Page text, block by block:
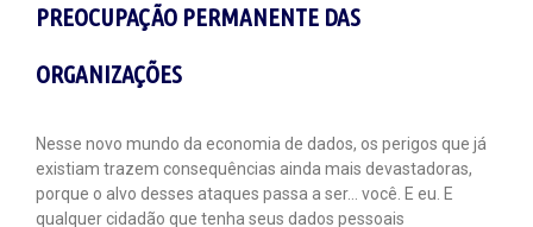
PREOCUPAÇÃO PERMANENTE DAS
ORGANIZAÇÕES
Nesse novo mundo da economia de dados, os perigos que já
existiam trazem consequências ainda mais devastadoras,
porque o alvo desses ataques passa a ser… você. E eu. E
qualquer cidadão que tenha seus dados pessoais